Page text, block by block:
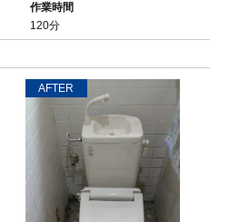
作業時間
120分
AFTER